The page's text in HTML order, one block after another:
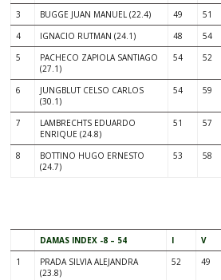
3 BUGGE JUAN MANUEL (22.4) 49 51
4
IGNACIO RUTMAN (24.1) 48 54
5
PACHECO ZAPIOLA SANTIAGO
(27.1)
54 52
6
JUNGBLUT CELSO CARLOS
(30.1)
54 59
7
LAMBRECHTS EDUARDO
ENRIQUE (24.8)
51 57
8
BOTTINO HUGO ERNESTO
(24.7)
53 58
DAMAS INDEX -8 – 54 I V
1
PRADA SILVIA ALEJANDRA
(23.8)
52 49